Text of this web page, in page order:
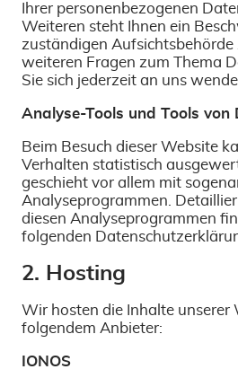
Ihrer personenbezogenen
Weiteren steht Ihnen ein
zuständigen Aufsichtsbehörde
weiteren Fragen zum Thema
Sie sich jederzeit an uns
Analyse-Tools und Tools von
Beim Besuch dieser Website
Verhalten statistisch
geschieht vor allem mit
Analyseprogrammen.
diesen Analyseprogrammen
folgenden
2. Hosting
Wir hosten die Inhalte unserer
folgendem Anbieter:
IONOS